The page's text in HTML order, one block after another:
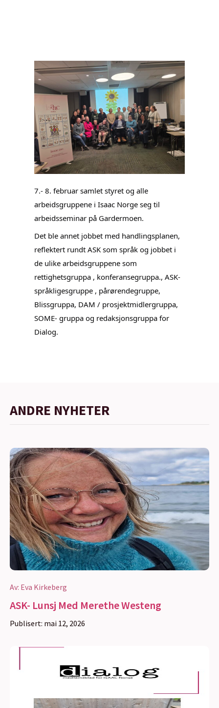
7.- 8. februar samlet styret og alle
arbeidsgruppene i Isaac Norge seg til
arbeidsseminar på Gardermoen.
Det ble annet jobbet med handlingsplanen,
reflektert rundt ASK som språk og jobbet i
de ulike arbeidsgruppene som
rettighetsgruppa , konferansegruppa., ASK-
språkligesgruppe , pårørendegruppe,
Blissgruppa, DAM / prosjektmidlergruppa,
SOME- gruppa og redaksjonsgruppa for
Dialog.
ANDRE NYHETER
Av: Eva Kirkeberg
ASK- Lunsj Med Merethe Westeng
Publisert: mai 12, 2026